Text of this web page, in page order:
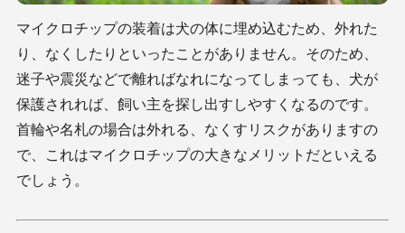
マイクロチップの装着は犬の体に埋め込むため、外れた
り、なくしたりといったことがありません。そのため、
迷子や震災などで離ればなれになってしまっても、犬が
保護されれば、飼い主を探し出すしやすくなるのです。
首輪や名札の場合は外れる、なくすリスクがありますの
で、これはマイクロチップの大きなメリットだといえる
でしょう。